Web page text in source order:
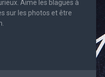
Aime les blagues à
sur les photos et être